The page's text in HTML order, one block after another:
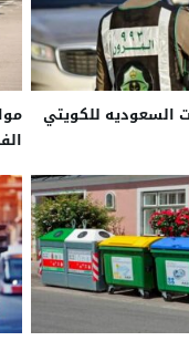
السعوديه للكويتي